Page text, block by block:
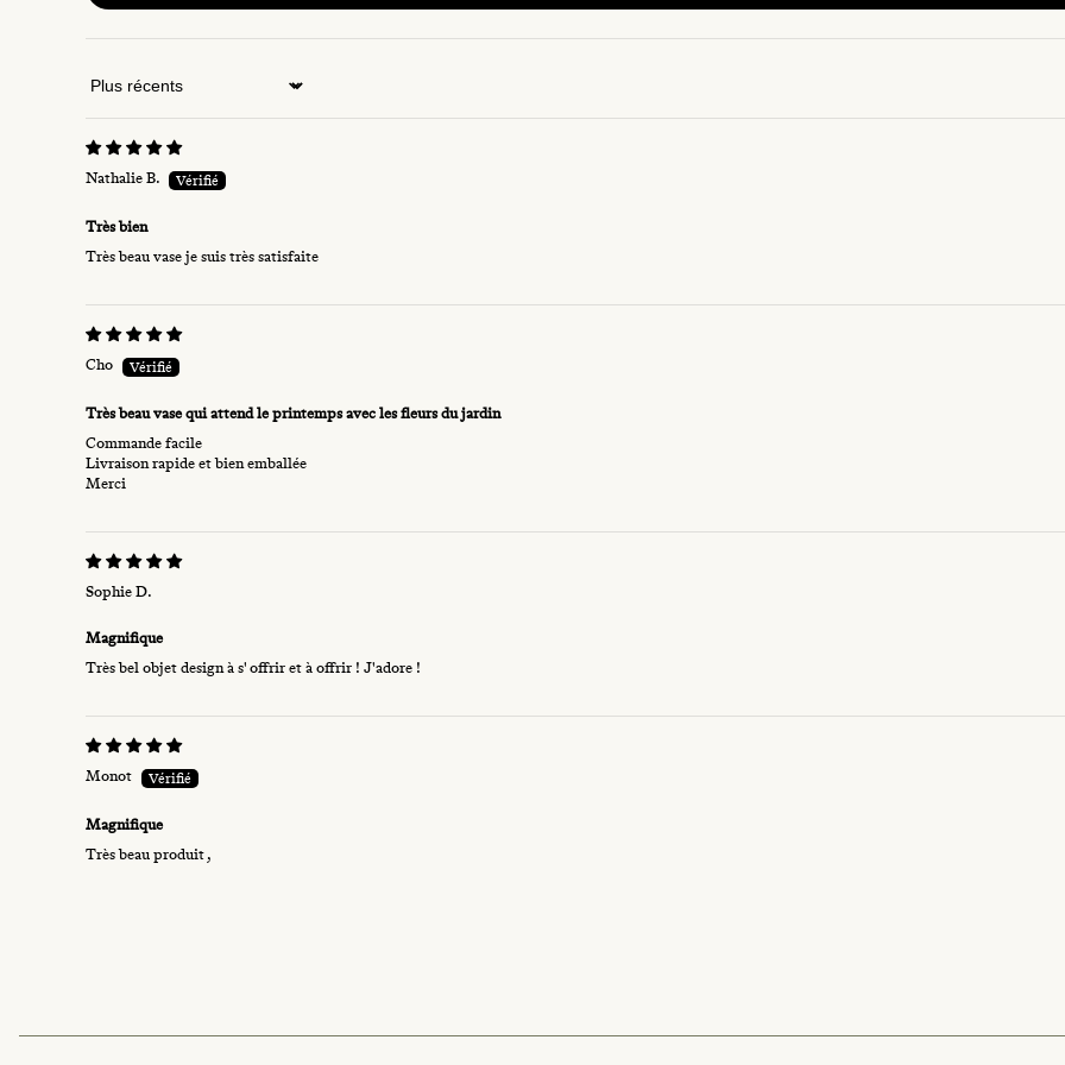
Sort by
Nathalie B.
Très bien
Très beau vase je suis très satisfaite
Cho
Très beau vase qui attend le printemps avec les fleurs du jardin
Commande facile
Livraison rapide et bien emballée
Merci
Sophie D.
Magnifique
Très bel objet design à s' offrir et à offrir ! J'adore !
Monot
Magnifique
Très beau produit ,